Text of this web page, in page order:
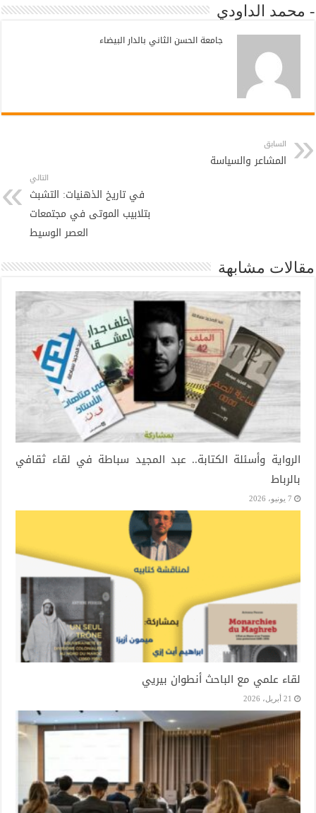
- محمد الداودي
جامعة الحسن الثاني بالدار البيضاء
السابق
المشاعر والسياسة
التالي
في تاريخ الذهنيات: التشبث
بتلابيب الموتى في مجتمعات
العصر الوسيط
مقالات مشابهة
الرواية وأسئلة الكتابة.. عبد المجيد سباطة في لقاء ثقافي
بالرباط
7 يونيو، 2026
لقاء علمي مع الباحث أنطوان بيريي
21 أبريل، 2026